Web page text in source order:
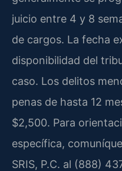
juicio entre 4 y 8
de cargos. La fecha
disponibilidad del
caso. Los delitos
penas de hasta 12
$2,500. Para
específica,
SRIS, P.C. al (888)